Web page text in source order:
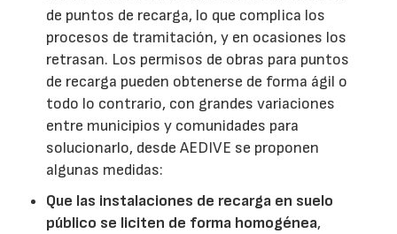
de puntos de recarga, lo que complica los
procesos de tramitación, y en ocasiones los
retrasan. Los permisos de obras para puntos
de recarga pueden obtenerse de forma ágil o
todo lo contrario, con grandes variaciones
entre municipios y comunidades para
solucionarlo, desde AEDIVE se proponen
algunas medidas:
Que las instalaciones de recarga en suelo
público se liciten de forma homogénea,